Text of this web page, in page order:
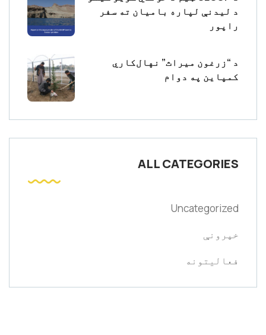
د لیدنې لپاره بامیان ته سفر
راپور
د “زرغون میراث” نهال‌کاري
کمپاین په دوام
ALL CATEGORIES
Uncategorized
خپرونې
فعالیتونه